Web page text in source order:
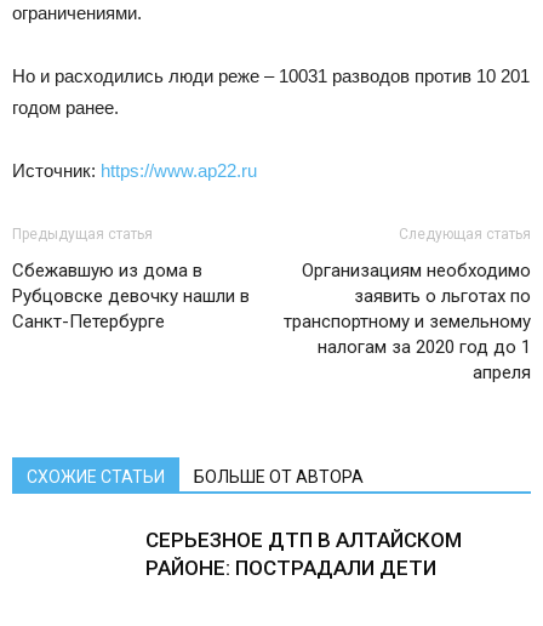
ограничениями.
Но и расходились люди реже – 10031 разводов против 10 201
годом ранее.
Источник: https://www.ap22.ru
Предыдущая статья
Сбежавшую из дома в
Рубцовске девочку нашли в
Санкт-Петербурге
Следующая статья
Организациям необходимо
заявить о льготах по
транспортному и земельному
налогам за 2020 год до 1
апреля
СХОЖИЕ СТАТЬИ БОЛЬШЕ ОТ АВТОРА
СЕРЬЕЗНОЕ ДТП В АЛТАЙСКОМ
РАЙОНЕ: ПОСТРАДАЛИ ДЕТИ